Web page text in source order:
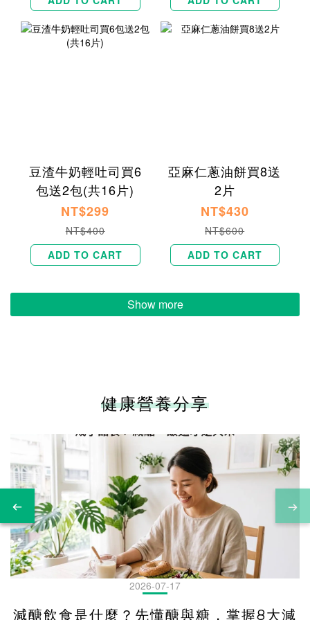
豆渣牛奶輕吐司買6
包送2包(共16片)
NT$299
NT$400
ADD TO CART
亞麻仁蔥油餅買8送
2片
NT$430
NT$600
ADD TO CART
Show more
健康營養分享
2026-07-17
減醣飲食是什麼？先懂醣與糖，掌握8大減